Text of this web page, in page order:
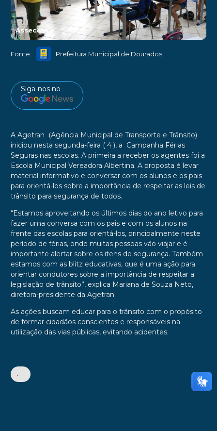
Assecom►
Fonte: Prefeitura Municipal de Dourados
Siga-nos no
A Agetran (Agência Municipal de Transporte e Trânsito)
iniciou nesta segunda-feira ( 4 ), a Campanha Férias
Seguras nas escolas. A primeira a receber os agentes foi a
Escola Municipal Vereadora Albertina. A proposta é levar
material informativo e conversar com os alunos e os pais
para orientá-los sobre a importância de respeitar as leis de
trânsito para segurança de todos.
“Estamos aproveitando os últimos dias do ano letivo para
fazer uma conversa com os pais e com os alunos na
frente das escolas para orientá-los, principalmente neste
período de férias, onde muitas pessoas vão viajar e é
importante alertar sobre os itens de segurança. Também
estamos com as blitz educativas, que é uma ação para
orientar condutores sobre a importância de respeitar a
legislação de trânsito”, explica Mariana de Souza Neto,
diretora-presidente da Agetran.
As ações buscam educar para o trânsito com o propósito
de formar cidadãos conscientes e responsáveis na
utilização das vias públicas, evitando acidentes.
•